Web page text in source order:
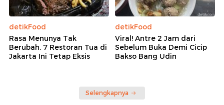
detikFood
Rasa Menunya Tak
Berubah, 7 Restoran Tua di
Jakarta Ini Tetap Eksis
detikFood
Viral! Antre 2 Jam dari
Sebelum Buka Demi Cicip
Bakso Bang Udin
Selengkapnya